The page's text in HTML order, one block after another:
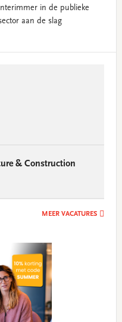
in de publieke
aan de slag
& Construction
MEER VACATURES